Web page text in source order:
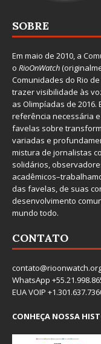
SOBRE
Em maio de 2010, a
o RioOnWatch
Comunidades do Rio
trazer visibilidade às
as Olimpíadas de
referência necessária
favelas sobre
variadas e
mistura de jornalistas
solidários,
das favelas, de suas
desenvolvimento
mundo todo.
CONTATO
WhatsApp
EUA VOIP
CONHEÇA NOSSA